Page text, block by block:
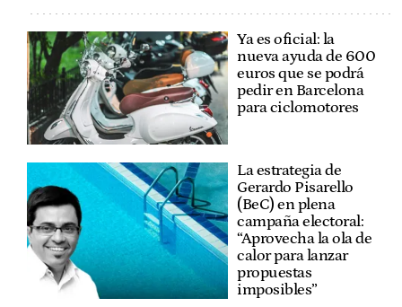
Ya es oficial: la
nueva ayuda de 600
euros que se podrá
pedir en Barcelona
para ciclomotores
La estrategia de
Gerardo Pisarello
(BeC) en plena
campaña electoral:
“Aprovecha la ola de
calor para lanzar
propuestas
imposibles”